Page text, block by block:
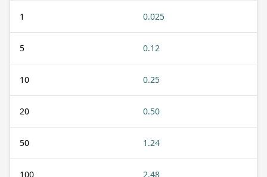
1 0.025
5 0.12
10 0.25
20 0.50
50 1.24
100 2.48